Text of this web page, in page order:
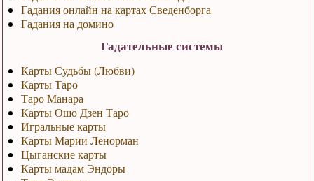
Гадания онлайн на картах Сведенборга
Гадания на домино
Гадательные системы
Карты Судьбы (Любви)
Карты Таро
Таро Манара
Карты Ошо Дзен Таро
Игральные карты
Карты Марии Ленорман
Цыганские карты
Карты мадам Эндоры